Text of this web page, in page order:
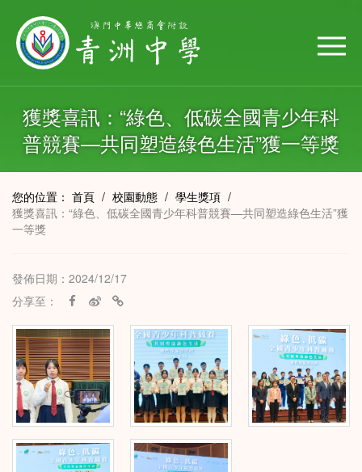
獲獎喜訊：“綠色、低碳全國青少年科
普競賽—共同塑造綠色生活”獲一等獎
您的位置： 首頁 / 校園動態 / 學生獎項 /
獲獎喜訊：“綠色、低碳全國青少年科普競賽—共同塑造綠色生活”獲
一等獎
發佈日期：2024/12/17
分享至：